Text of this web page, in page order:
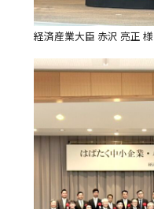
経済産業大臣 赤沢 亮正 様